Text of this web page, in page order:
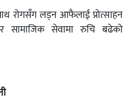
रोगसँग लड्न आफैलाई प्रोत्साहन
र सामाजिक सेवामा रुचि बढेको